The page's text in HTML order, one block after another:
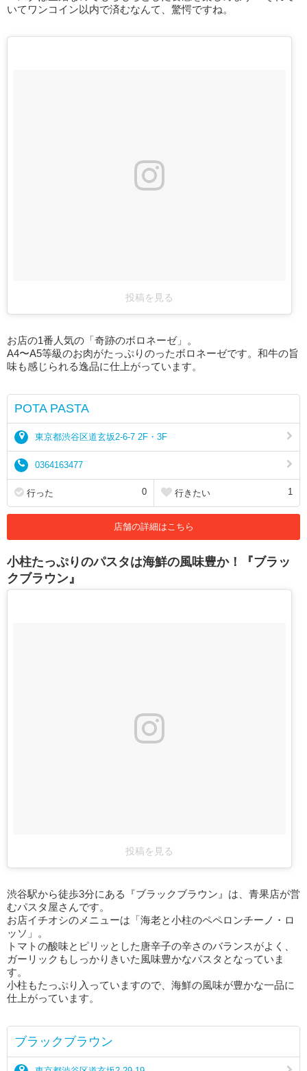
いてワンコイン以内で済むなんて、驚愕ですね。
投稿を見る
お店の1番人気の「奇跡のボロネーゼ」。
A4〜A5等級のお肉がたっぷりのったボロネーゼです。和牛の旨
味も感じられる逸品に仕上がっています。
POTA PASTA
東京都渋谷区道玄坂2-6-7 2F・3F
0364163477
行った 0 行きたい 1
店舗の詳細はこちら
小柱たっぷりのパスタは海鮮の風味豊か！『ブラッ
クブラウン』
投稿を見る
渋谷駅から徒歩3分にある『ブラックブラウン』は、青果店が営
むパスタ屋さんです。
お店イチオシのメニューは「海老と小柱のペペロンチーノ・ロ
ッソ」。
トマトの酸味とピリッとした唐辛子の辛さのバランスがよく、
ガーリックもしっかりきいた風味豊かなパスタとなっていま
す。
小柱もたっぷり入っていますので、海鮮の風味が豊かな一品に
仕上がっています。
ブラックブラウン